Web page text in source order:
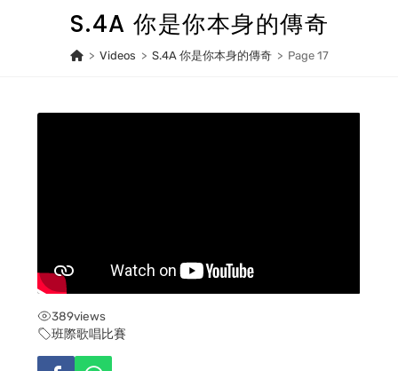
S.4A 你是你本身的傳奇
> Videos > S.4A 你是你本身的傳奇 > Page 17
389views
班際歌唱比賽